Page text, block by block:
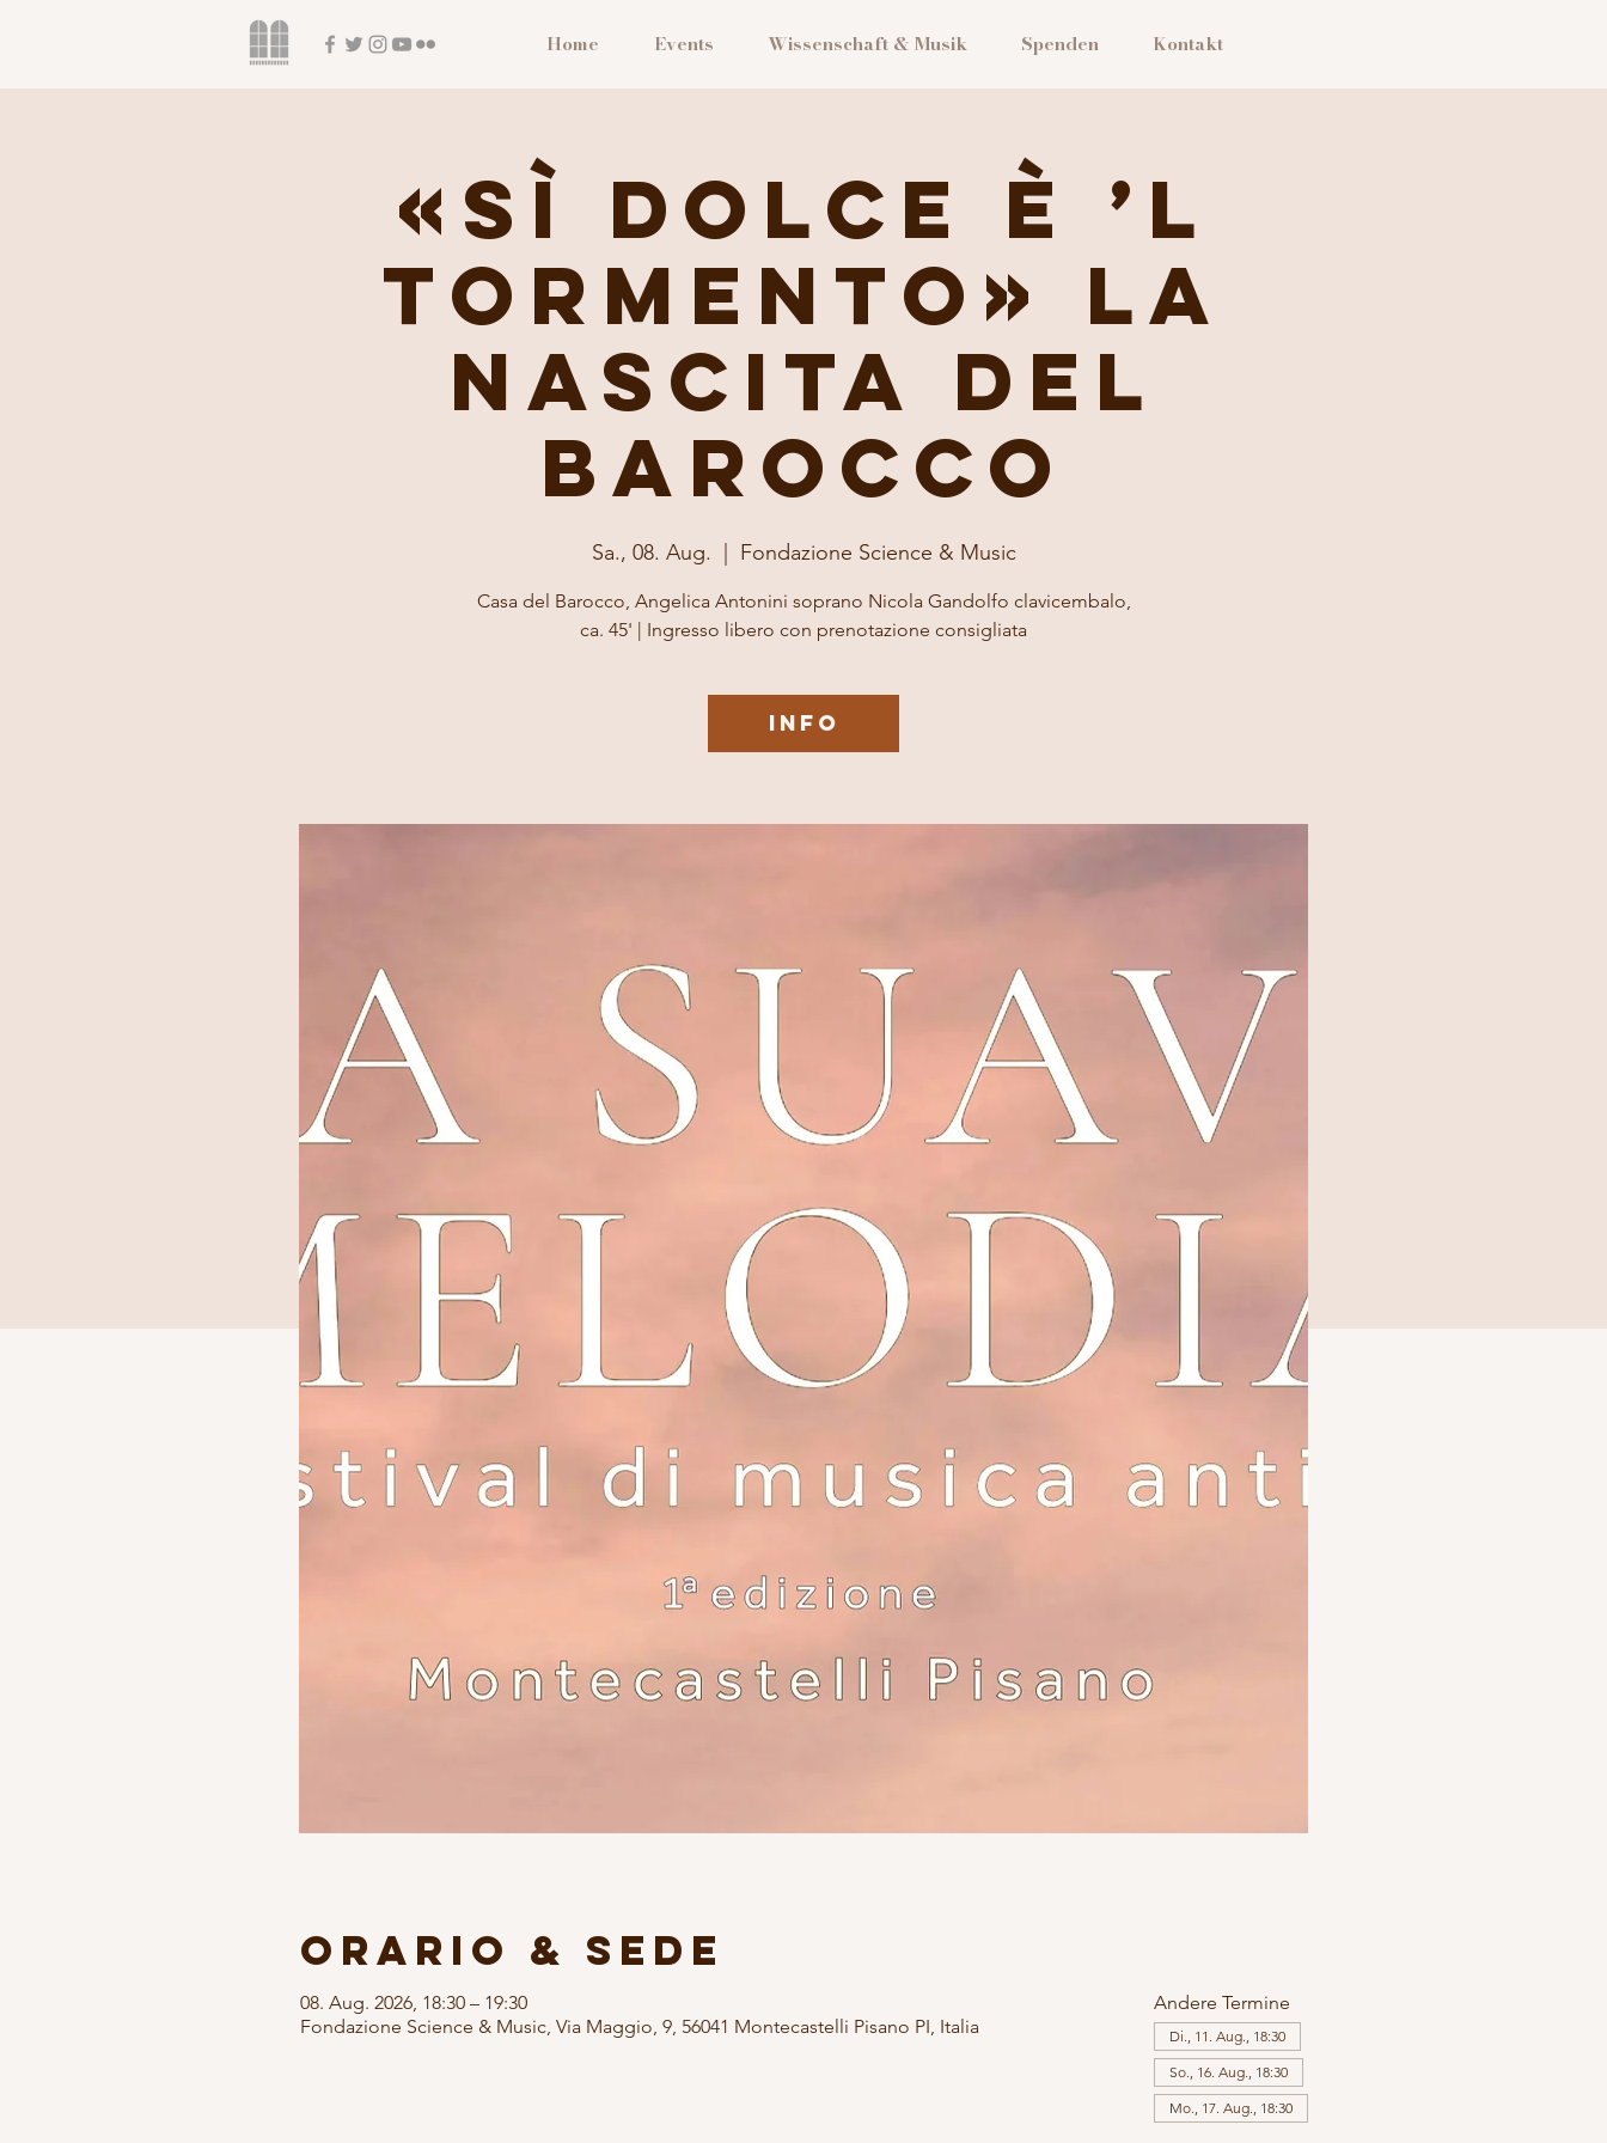
Home Events Wissenschaft & Musik Spenden Kontakt
«SÌ DOLCE È ’L
TORMENTO» La
nascita del
Barocco
Sa., 08. Aug. Fondazione Science & Music
Casa del Barocco, Angelica Antonini soprano Nicola Gandolfo clavicembalo,
ca. 45' | Ingresso libero con prenotazione consigliata
INFO
Orario & Sede
08. Aug. 2026, 18:30 – 19:30
Fondazione Science & Music, Via Maggio, 9, 56041 Montecastelli Pisano PI, Italia
Andere Termine
Di., 11. Aug., 18:30
So., 16. Aug., 18:30
Mo., 17. Aug., 18:30